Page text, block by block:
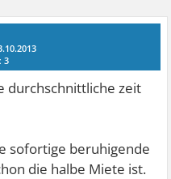
3
durchschnittliche zeit
sofortige beruhigende
die halbe Miete ist.